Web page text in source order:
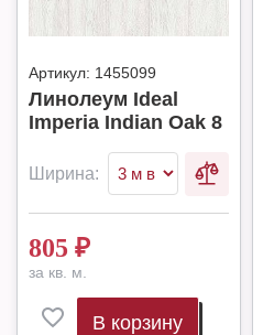
Артикул: 1455099
Линолеум Ideal
Imperia Indian Oak 8
Ширина:
805 ₽
за кв. м.
В корзину